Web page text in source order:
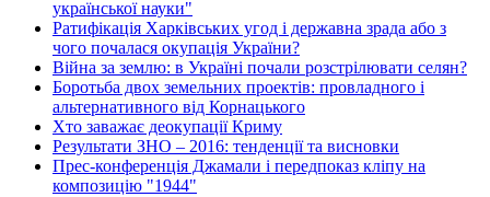
української науки"
Ратифікація Харківських угод і державна зрада або з
чого почалася окупація України?
Війна за землю: в Україні почали розстрілювати селян?
Боротьба двох земельних проектів: провладного і
альтернативного від Корнацького
Хто заважає деокупації Криму
Результати ЗНО – 2016: тенденції та висновки
Прес-конференція Джамали і передпоказ кліпу на
композицію "1944"